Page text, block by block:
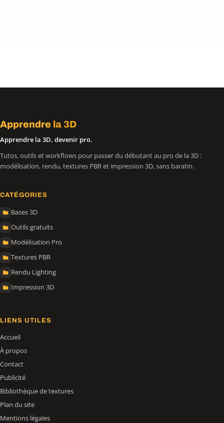
Apprendre la 3D
Apprendre la 3D, devenir pro.
Tutos, outils et workflows pour passer du débutant au pro de la 3D :
modélisation, rendu, textures PBR et impression 3D, sans baratin.
CATÉGORIES
Bases 3D
Outils gratuits
Modélisation Pro
Textures PBR
Rendu Lighting
Impression 3D
LIENS UTILES
Accueil
À propos
Contact
Publicité
Bibliothèque de textures
Plan du site
Mentions légales